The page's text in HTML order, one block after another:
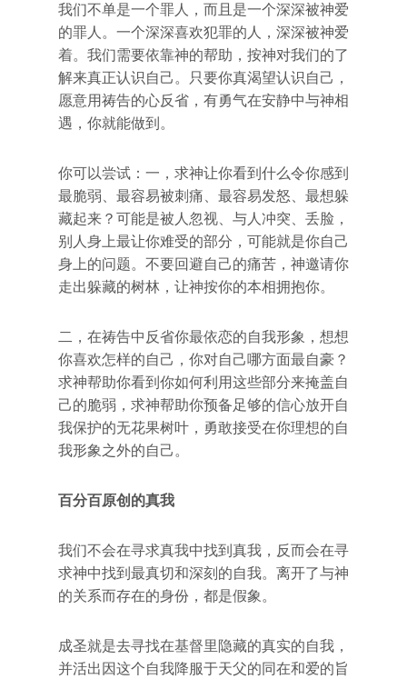
我们不单是一个罪人，而且是一个深深被神爱
的罪人。一个深深喜欢犯罪的人，深深被神爱
着。我们需要依靠神的帮助，按神对我们的了
解来真正认识自己。只要你真渴望认识自己，
愿意用祷告的心反省，有勇气在安静中与神相
遇，你就能做到。
你可以尝试：一，求神让你看到什么令你感到
最脆弱、最容易被刺痛、最容易发怒、最想躲
藏起来？可能是被人忽视、与人冲突、丢脸，
别人身上最让你难受的部分，可能就是你自己
身上的问题。不要回避自己的痛苦，神邀请你
走出躲藏的树林，让神按你的本相拥抱你。
二，在祷告中反省你最依恋的自我形象，想想
你喜欢怎样的自己，你对自己哪方面最自豪？
求神帮助你看到你如何利用这些部分来掩盖自
己的脆弱，求神帮助你预备足够的信心放开自
我保护的无花果树叶，勇敢接受在你理想的自
我形象之外的自己。
百分百原创的真我
我们不会在寻求真我中找到真我，反而会在寻
求神中找到最真切和深刻的自我。离开了与神
的关系而存在的身份，都是假象。
成圣就是去寻找在基督里隐藏的真实的自我，
并活出因这个自我降服于天父的同在和爱的旨